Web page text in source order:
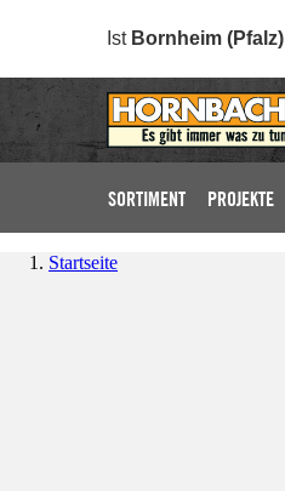
Ist Bornheim (Pfalz)
SORTIMENT PROJEKTE
Startseite